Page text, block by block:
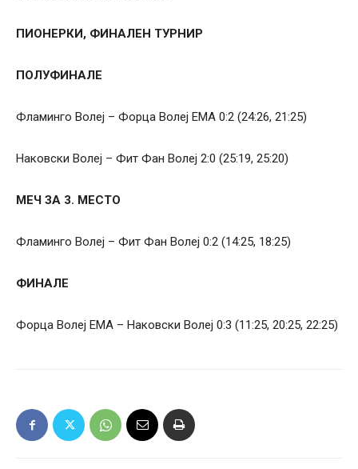
ПИОНЕРКИ, ФИНАЛЕН ТУРНИР
ПОЛУФИНАЛЕ
Фламинго Волеј – Форца Волеј ЕМА 0:2 (24:26, 21:25)
Наковски Волеј – Фит Фан Волеј 2:0 (25:19, 25:20)
МЕЧ ЗА 3. МЕСТО
Фламинго Волеј – Фит Фан Волеј 0:2 (14:25, 18:25)
ФИНАЛЕ
Форца Волеј ЕМА – Наковски Волеј 0:3 (11:25, 20:25, 22:25)